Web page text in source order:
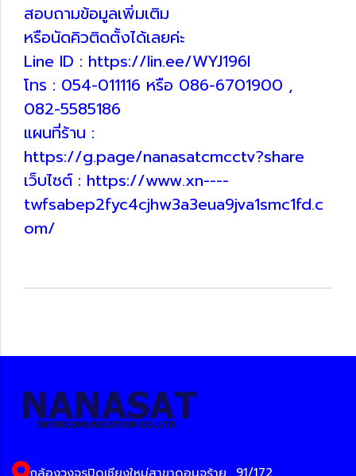
สอบถามข้อมูลเพิ่มเติม
หรือนัดคิวติดตั้งได้เลยค่ะ
Line ID : https://lin.ee/WYJ196I
โทร : 054-011116 หรือ 086-6701900 ,
082-5585186
แผนที่ร้าน :
https://g.page/nanasatcmcctv?share
เว็บไซต์ : https://www.xn----
twfsabep2fyc4cjhw3a3eua9jva1smc1fd.c
om/